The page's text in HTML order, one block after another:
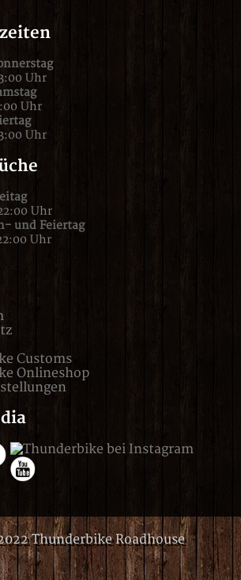
Uhr
Uhr
Uhr
Uhr
und Feiertag
Uhr
Customs
Onlineshop
Thunderbike Roadhouse